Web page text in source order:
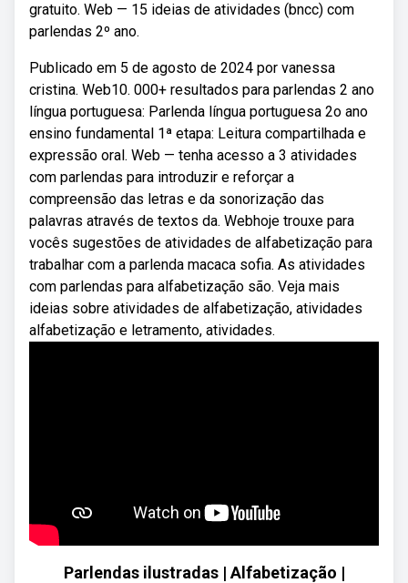
gratuito. Web — 15 ideias de atividades (bncc) com
parlendas 2º ano.
Publicado em 5 de agosto de 2024 por vanessa
cristina. Web10. 000+ resultados para parlendas 2 ano
língua portuguesa: Parlenda língua portuguesa 2o ano
ensino fundamental 1ª etapa: Leitura compartilhada e
expressão oral. Web — tenha acesso a 3 atividades
com parlendas para introduzir e reforçar a
compreensão das letras e da sonorização das
palavras através de textos da. Webhoje trouxe para
vocês sugestões de atividades de alfabetização para
trabalhar com a parlenda macaca sofia. As atividades
com parlendas para alfabetização são. Veja mais
ideias sobre atividades de alfabetização, atividades
alfabetização e letramento, atividades.
Parlendas ilustradas | Alfabetização |